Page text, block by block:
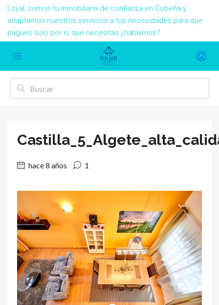
Loyal, somos tu inmobiliaria de confianza en Cobeña y
adaptamos nuestros servicios a tus necesidades para que
pagues solo por lo que necesitas ¿hablamos?
hace 8 años 1